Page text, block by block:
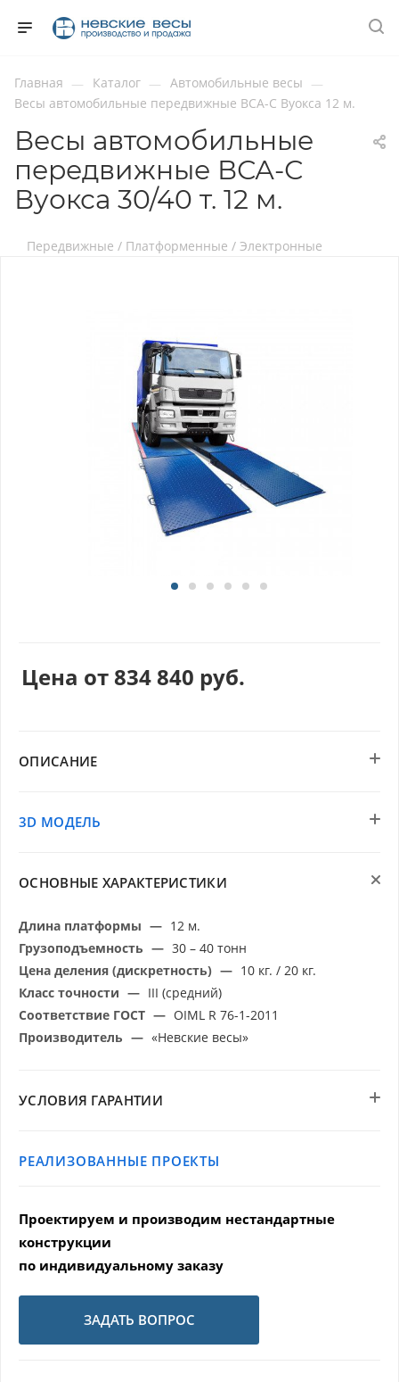
Главная — Каталог — Автомобильные весы —
Весы автомобильные передвижные ВСА-С Вуокса 12 м.
Весы автомобильные
передвижные ВСА-С
Вуокса 30/40 т. 12 м.
Передвижные / Платформенные / Электронные
Цена от834 840 руб.
ОПИСАНИЕ
3D МОДЕЛЬ
ОСНОВНЫЕ ХАРАКТЕРИСТИКИ
Длина платформы — 12 м.
Грузоподъемность — 30 – 40 тонн
Цена деления (дискретность) — 10 кг. / 20 кг.
Класс точности — III (средний)
Соответствие ГОСТ — OIML R 76-1-2011
Производитель — «Невские весы»
УСЛОВИЯ ГАРАНТИИ
РЕАЛИЗОВАННЫЕ ПРОЕКТЫ
Проектируем и производим нестандартные
конструкции
по индивидуальному заказу
ЗАДАТЬ ВОПРОС